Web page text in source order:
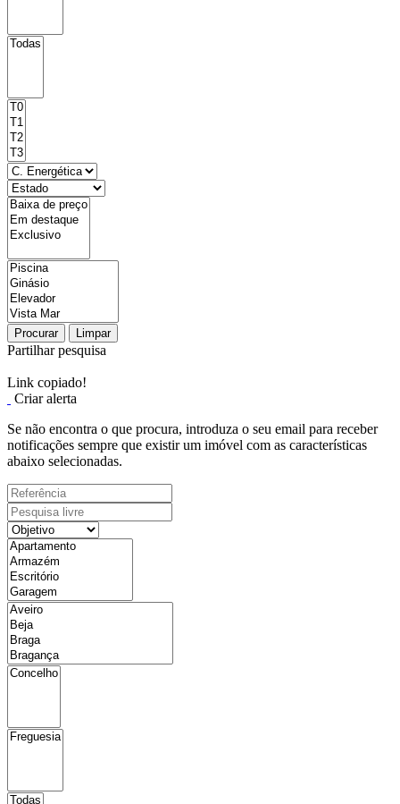
Procurar Limpar
Partilhar pesquisa
Link copiado!
Criar alerta
Se não encontra o que procura, introduza o seu email para receber
notificações sempre que existir um imóvel com as características
abaixo selecionadas.